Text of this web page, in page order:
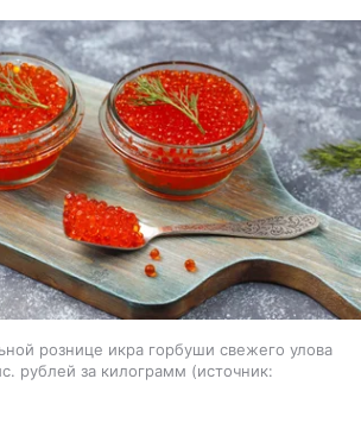
рознице икра горбуши свежего улова
рублей за килограмм
источник: